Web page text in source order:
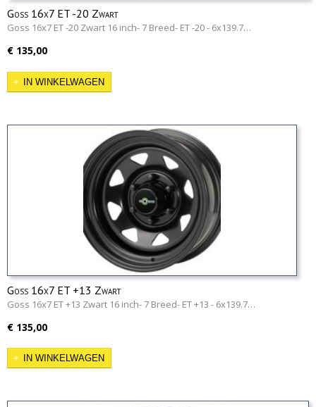
Goss 16x7 ET -20 Zwart
Goss 16x7 ET -20 Zwart 16 inch- 7 Breed- ET -20 - 6x139.7…
€ 135,00
IN WINKELWAGEN
Goss 16x7 ET +13 Zwart
Goss 16x7 ET +13 Zwart 16 inch- 7 Breed- ET +13 - 6x139.7…
€ 135,00
IN WINKELWAGEN